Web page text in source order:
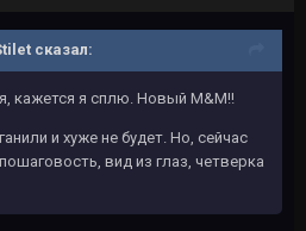
сказал:
кажется я сплю. Новый M&M!!
и хуже не будет. Но, сейчас
вид из глаз, четверка